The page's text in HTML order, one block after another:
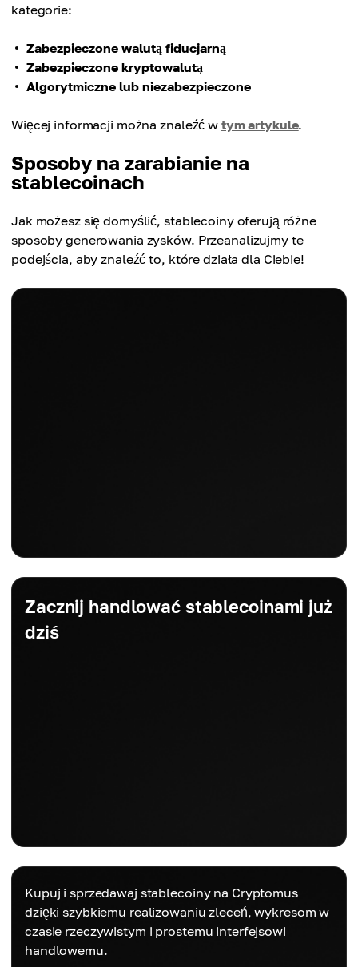
kategorie:
Zabezpieczone walutą fiducjarną
Zabezpieczone kryptowalutą
Algorytmiczne lub niezabezpieczone
Więcej informacji można znaleźć w tym artykule.
Sposoby na zarabianie na
stablecoinach
Jak możesz się domyślić, stablecoiny oferują różne
sposoby generowania zysków. Przeanalizujmy te
podejścia, aby znaleźć to, które działa dla Ciebie!
Zacznij handlować stablecoinami już
dziś
Kupuj i sprzedawaj stablecoiny na Cryptomus
dzięki szybkiemu realizowaniu zleceń, wykresom w
czasie rzeczywistym i prostemu interfejsowi
handlowemu.